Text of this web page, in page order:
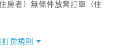
房者）無條件放棄訂單（住
房規則